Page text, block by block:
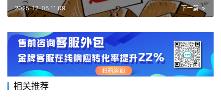
下一篇
2025-12-05 11:09
相关推荐